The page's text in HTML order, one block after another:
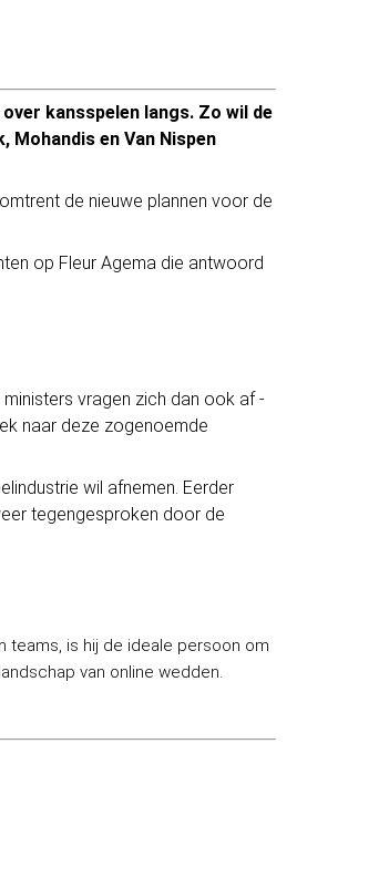
kansspelen langs. Zo wil de
Mohandis en Van Nispen
de nieuwe plannen voor de
op Fleur Agema die antwoord
vragen zich dan ook af -
naar deze zogenoemde
wil afnemen. Eerder
tegengesproken door de
teams, is hij de ideale persoon om
van online wedden.